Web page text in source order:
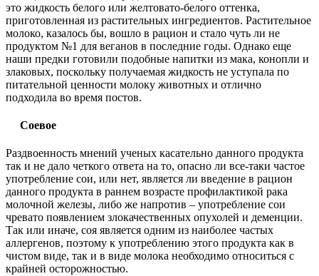
это жидкость белого или желтовато-белого оттенка,
приготовленная из растительных ингредиентов. Растительное
молоко, казалось бы, вошло в рацион и стало чуть ли не
продуктом №1 для веганов в последние годы. Однако еще
наши предки готовили подобные напитки из мака, конопли и
злаковых, поскольку получаемая жидкость не уступала по
питательной ценности молоку животных и отлично
подходила во время постов.
Соевое
Раздвоенность мнений ученых касательно данного продукта
так и не дало четкого ответа на то, опасно ли все-таки частое
употребление сои, или нет, является ли введение в рацион
данного продукта в раннем возрасте профилактикой рака
молочной железы, либо же напротив – употребление сои
чревато появлением злокачественных опухолей и деменции.
Так или иначе, соя является одним из наиболее частых
аллергенов, поэтому к употреблению этого продукта как в
чистом виде, так и в виде молока необходимо относиться с
крайней осторожностью.